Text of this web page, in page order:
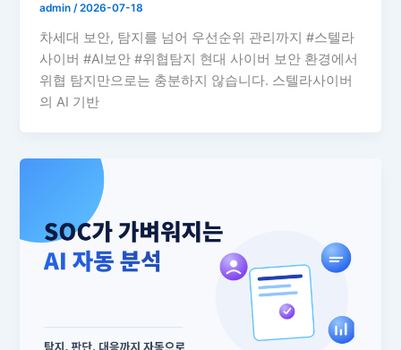
admin /2026-07-18
차세대 보안, 탐지를 넘어 우선순위 관리까지 #스텔라
사이버 #AI보안 #위협탐지 현대 사이버 보안 환경에서
위협 탐지만으로는 충분하지 않습니다. 스텔라사이버
의 AI 기반